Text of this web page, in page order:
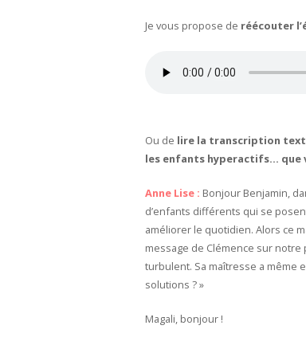
Je vous propose de réécouter
Ou de lire la transcription
les enfants hyperactifs… que
Anne Lise : Bonjour Benjamin,
d’enfants différents qui se
améliorer le quotidien. Alors ce
message de Clémence sur notre
turbulent. Sa maîtresse a même
solutions ? »
Magali, bonjour !